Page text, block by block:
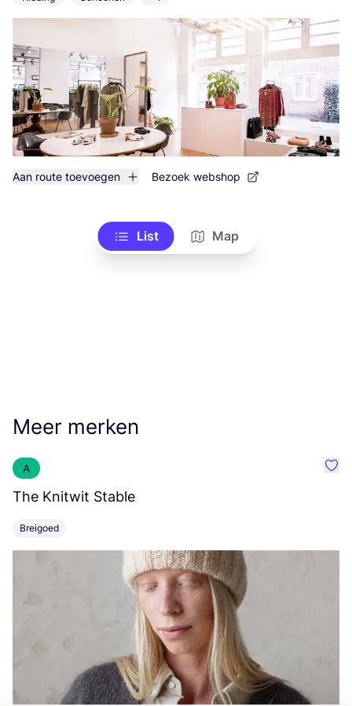
Aan route toevoegen Bezoek webshop
List Map
Meer merken
A
The Knitwit Stable
Breigoed